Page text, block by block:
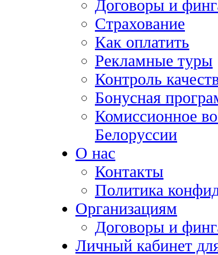
Договоры и
Страхование
Как оплатить
Рекламные туры
Контроль
Бонусная
Комиссионное
Белоруссии
О нас
Контакты
Политика
Организациям
Договоры и
Личный кабинет